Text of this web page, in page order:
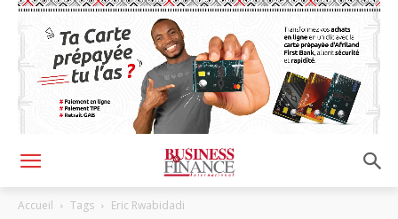
Accueil Tags Eric Rwabidadi